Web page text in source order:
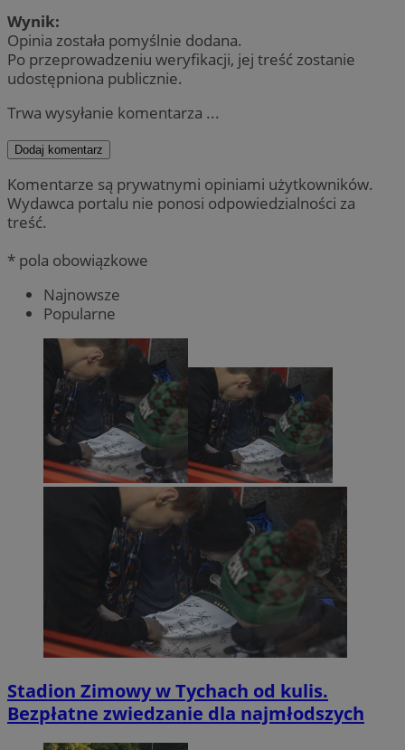
Wynik:
Opinia została pomyślnie dodana.
Po przeprowadzeniu weryfikacji, jej treść zostanie
udostępniona publicznie.
Trwa wysyłanie komentarza ...
Dodaj komentarz
Komentarze są prywatnymi opiniami użytkowników.
Wydawca portalu nie ponosi odpowiedzialności za
treść.
* pola obowiązkowe
Najnowsze
Popularne
Stadion Zimowy w Tychach od kulis.
Bezpłatne zwiedzanie dla najmłodszych